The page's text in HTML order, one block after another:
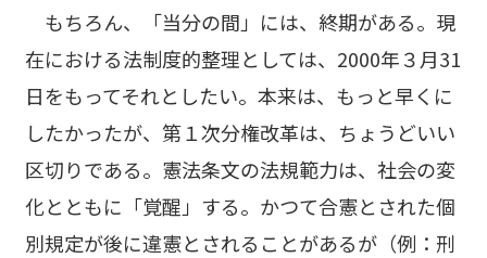
もちろん、「当分の間」には、終期がある。現
在における法制度的整理としては、2000年３月31
日をもってそれとしたい。本来は、もっと早くに
したかったが、第１次分権改革は、ちょうどいい
区切りである。憲法条文の法規範力は、社会の変
化とともに「覚醒」する。かつて合憲とされた個
別規定が後に違憲とされることがあるが（例：刑